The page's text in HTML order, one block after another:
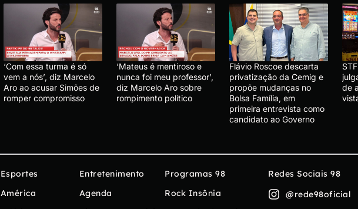
‘Com essa turma é só
vem a nós’, diz Marcelo
Aro ao acusar Simões de
romper compromisso
‘Mateus é mentiroso e
nunca foi meu professor’,
diz Marcelo Aro sobre
rompimento político
Flávio Roscoe descarta
privatização da Cemig e
propõe mudanças no
Bolsa Família, em
primeira entrevista como
candidato ao Governo
de
Esportes
América
Entretenimento
Agenda
Programas 98
Rock Insônia
Redes Sociais 98
@rede98oficial